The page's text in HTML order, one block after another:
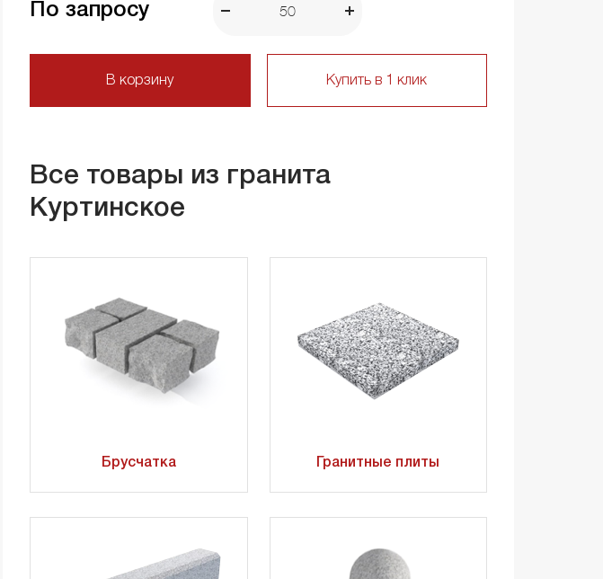
По запросу
В корзину Купить в 1 клик
Все товары из гранита
Куртинское
Брусчатка Гранитные плиты